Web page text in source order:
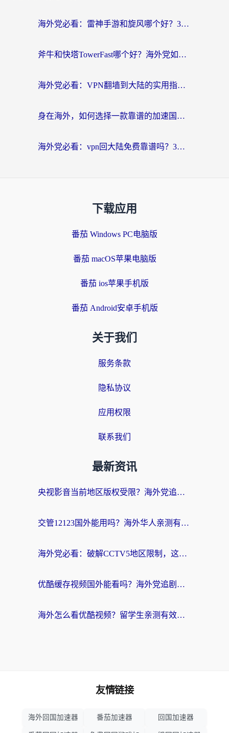
海外党必看：雷神手游和旋风哪个好？3分钟选对回国加速器，无缝刷国内剧玩游戏
斧牛和快塔TowerFast哪个好？海外党如何选对回国加速器
海外党必看：VPN翻墙到大陆的实用指南——从看CCTV5到选加速器，一篇全搞定
身在海外，如何选择一款靠谱的加速国内网络的加速器？
海外党必看：vpn回大陆免费靠谱吗？3步选对加速器实现无缝刷国内资源
下载应用
番茄 Windows PC电脑版
番茄 macOS苹果电脑版
番茄 ios苹果手机版
番茄 Android安卓手机版
关于我们
服务条款
隐私协议
应用权限
联系我们
最新资讯
央视影音当前地区版权受限？海外党追剧看片的终极解决方案来了
交管12123国外能用吗？海外华人亲测有效的回国加速器选择指南
海外党必看：破解CCTV5地区限制，这样看欧洲杯奥运直播才够爽！
优酷缓存视频国外能看吗？海外党追剧看片的终极解决方案来了
海外怎么看优酷视频？留学生亲测有效的回国加速器选择指南
友情链接
海外回国加速器 番茄加速器 回国加速器